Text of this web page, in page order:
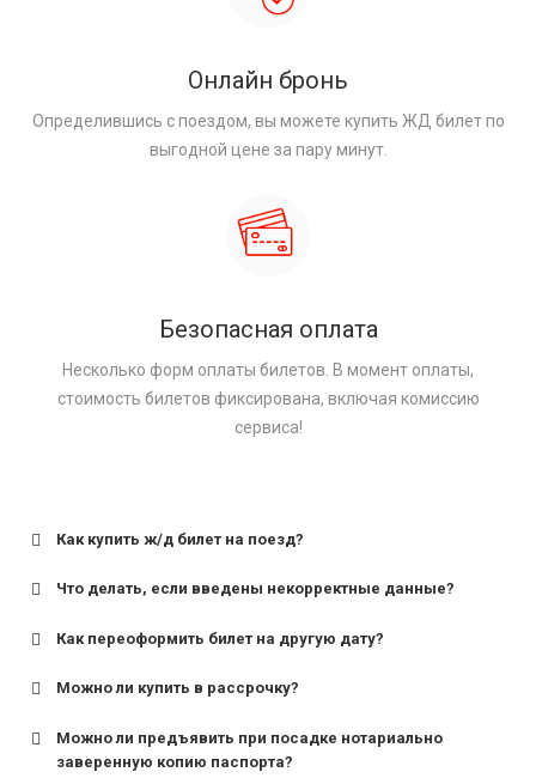
Онлайн бронь
Определившись с поездом, вы можете купить ЖД билет по
выгодной цене за пару минут.
Безопасная оплата
Несколько форм оплаты билетов. В момент оплаты,
стоимость билетов фиксирована, включая комиссию
сервиса!
Как купить ж/д билет на поезд?
Что делать, если введены некорректные данные?
Как переоформить билет на другую дату?
Можно ли купить в рассрочку?
Можно ли предъявить при посадке нотариально
заверенную копию паспорта?